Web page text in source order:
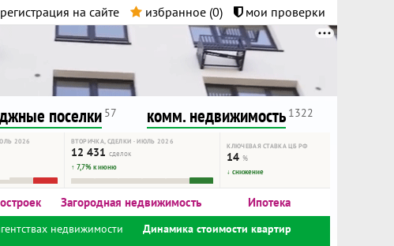
регистрация на сайте избранное (0) мои проверки
поселки 57 комм. недвижимость 1322
2026 ВТОРИЧКА, СДЕЛКИ · ИЮЛЬ 2026
12 431 сделок
↑ 7,7% к июню
КЛЮЧЕВАЯ СТАВКА ЦБ РФ
14%
↓ снижение
Загородная недвижимость Ипотека
недвижимости
Динамика стоимости квартир